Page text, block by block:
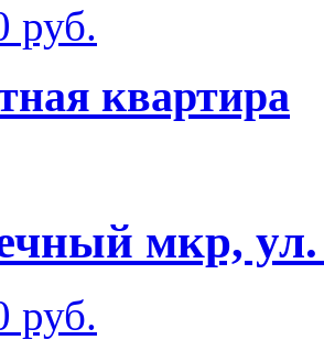
руб.
квартира
мкр, ул.
руб.